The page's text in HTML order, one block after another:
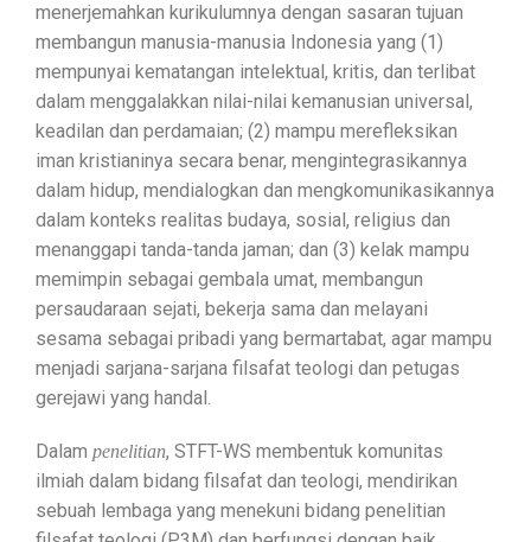
menerjemahkan kurikulumnya dengan sasaran tujuan
membangun manusia-manusia Indonesia yang (1)
mempunyai kematangan intelektual, kritis, dan terlibat
dalam menggalakkan nilai-nilai kemanusian universal,
keadilan dan perdamaian; (2) mampu merefleksikan
iman kristianinya secara benar, mengintegrasikannya
dalam hidup, mendialogkan dan mengkomunikasikannya
dalam konteks realitas budaya, sosial, religius dan
menanggapi tanda-tanda jaman; dan (3) kelak mampu
memimpin sebagai gembala umat, membangun
persaudaraan sejati, bekerja sama dan melayani
sesama sebagai pribadi yang bermartabat, agar mampu
menjadi sarjana-sarjana filsafat teologi dan petugas
gerejawi yang handal.
Dalam penelitian, STFT-WS membentuk komunitas
ilmiah dalam bidang filsafat dan teologi, mendirikan
sebuah lembaga yang menekuni bidang penelitian